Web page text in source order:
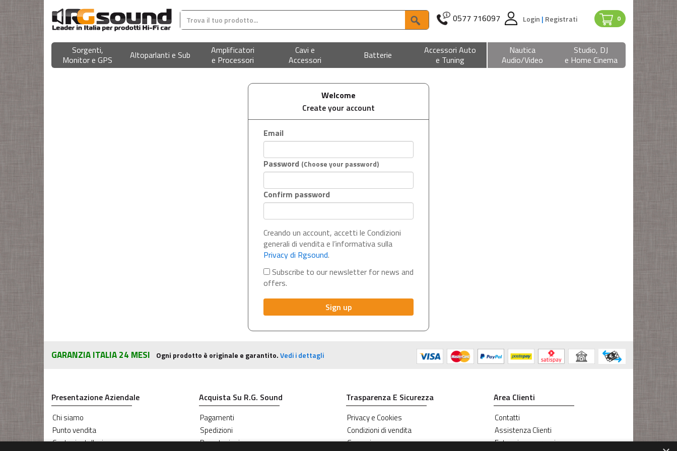
0
0577 716097 Login | Registrati
Sorgenti,
Monitor e GPS
Altoparlanti e Sub
Amplificatori
e Processori
Cavi e
Accessori
Batterie
Accessori Auto
e Tuning
Nautica
Audio/Video
Studio, DJ
e Home Cinema
Welcome
Create your account
Email
Password (Choose your password)
Confirm password
Creando un account, accetti le Condizioni
generali di vendita e l’informativa sulla
Privacy di Rgsound.
Subscribe to our newsletter for news and
offers.
GARANZIA ITALIA 24 MESI Ogni prodotto è originale e garantito.Vedi i dettagli
Presentazione Aziendale
Chi siamo
Punto vendita
Centro installazione
Acquista Su R.G. Sound
Pagamenti
Spedizioni
Prenotazioni
Trasparenza E Sicurezza
Privacy e Cookies
Condizioni di vendita
Garanzie
Area Clienti
Contatti
Assistenza Clienti
Estensione garanzia